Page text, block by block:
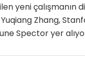
yeni çalışmanın
Zhang,
Spector yer